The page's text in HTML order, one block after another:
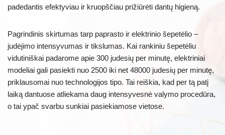
padedantis efektyviau ir kruopščiau prižiūrėti dantų higieną.
Pagrindinis skirtumas tarp paprasto ir elektrinio šepetėlio –
judėjimo intensyvumas ir tikslumas. Kai rankiniu šepetėliu
vidutiniškai padarome apie 300 judesių per minutę, elektriniai
modeliai gali pasiekti nuo 2500 iki net 48000 judesių per minutę,
priklausomai nuo technologijos tipo. Tai reiškia, kad per tą patį
laiką dantuose atliekama daug intensyvesnė valymo procedūra,
o tai ypač svarbu sunkiai pasiekiamose vietose.